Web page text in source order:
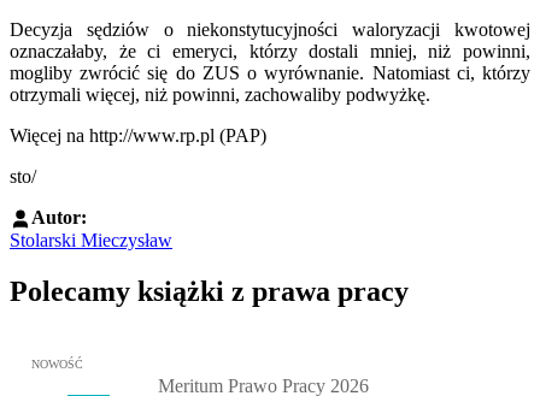
Decyzja sędziów o niekonstytucyjności waloryzacji kwotowej
oznaczałaby, że ci emeryci, którzy dostali mniej, niż powinni,
mogliby zwrócić się do ZUS o wyrównanie. Natomiast ci, którzy
otrzymali więcej, niż powinni, zachowaliby podwyżkę.
Więcej na http://www.rp.pl (PAP)
sto/
Autor:
Stolarski Mieczysław
Polecamy książki z prawa pracy
Przejdź do: Meritum Prawo Pracy 2026, Kazimierz Jaśkowski -
NOWOŚĆ
Meritum Prawo Pracy 2026